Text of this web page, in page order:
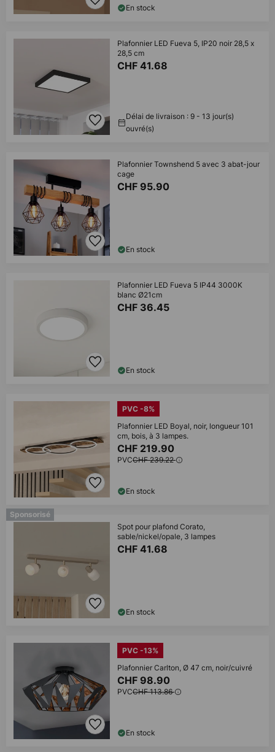
En stock
Plafonnier LED Fueva 5, IP20 noir 28,5 x
28,5 cm
CHF 41.68
Délai de livraison : 9 - 13 jour(s)
ouvré(s)
Plafonnier Townshend 5 avec 3 abat-jour
cage
CHF 95.90
En stock
Plafonnier LED Fueva 5 IP44 3000K
blanc Ø21cm
CHF 36.45
En stock
PVC -8%
Plafonnier LED Boyal, noir, longueur 101
cm, bois, à 3 lampes.
CHF 219.90
PVCCHF 239.22
En stock
Sponsorisé
Spot pour plafond Corato,
sable/nickel/opale, 3 lampes
CHF 41.68
En stock
PVC -13%
Plafonnier Carlton, Ø 47 cm, noir/cuivré
CHF 98.90
PVCCHF 113.86
En stock